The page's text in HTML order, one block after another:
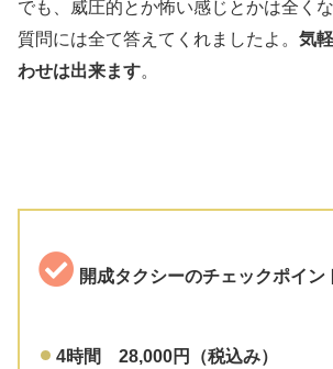
でも、威圧的とか怖い感じとかは全く
質問には全て答えてくれましたよ。気
わせは出来ます。
開成タクシーのチェックポイン
4時間 28,000円（税込み）